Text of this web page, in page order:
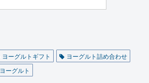
ヨーグルトギフト
ヨーグルト詰め合わせ
ヨーグルト